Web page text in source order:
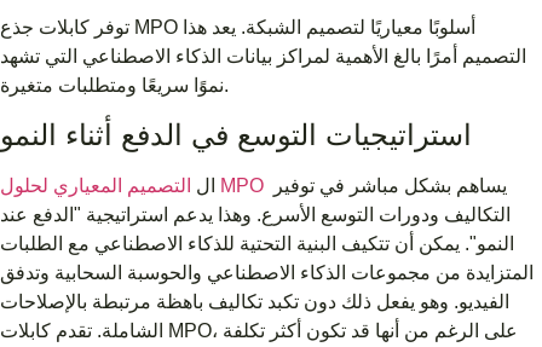
توفر كابلات جذع MPO أسلوبًا معياريًا لتصميم الشبكة. يعد هذا
التصميم أمرًا بالغ الأهمية لمراكز بيانات الذكاء الاصطناعي التي تشهد
نموًا سريعًا ومتطلبات متغيرة.
استراتيجيات التوسع في الدفع أثناء النمو
ال التصميم المعياري لحلول MPO
التكاليف ودورات التوسع الأسرع. وهذا يدعم استراتيجية "الدفع عند
النمو". يمكن أن تتكيف البنية التحتية للذكاء الاصطناعي مع الطلبات
المتزايدة من مجموعات الذكاء الاصطناعي والحوسبة السحابية وتدفق
الفيديو. وهو يفعل ذلك دون تكبد تكاليف باهظة مرتبطة بالإصلاحات
الشاملة. تقدم كابلات MPO، على الرغم من أنها قد تكون أكثر تكلفة